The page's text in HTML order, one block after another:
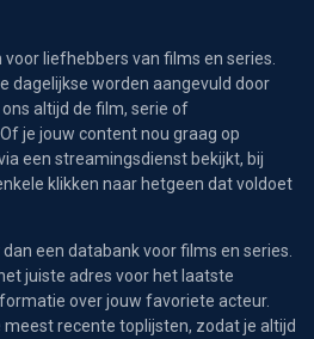
liefhebbers van films en series.
dagelijkse worden aangevuld door
altijd de film, serie of
je jouw content nou graag op
een streamingsdienst bekijkt, bij
klikken naar hetgeen dat voldoet
een databank voor films en series.
juiste adres voor het laatste
over jouw favoriete acteur.
meest recente toplijsten, zodat je altijd